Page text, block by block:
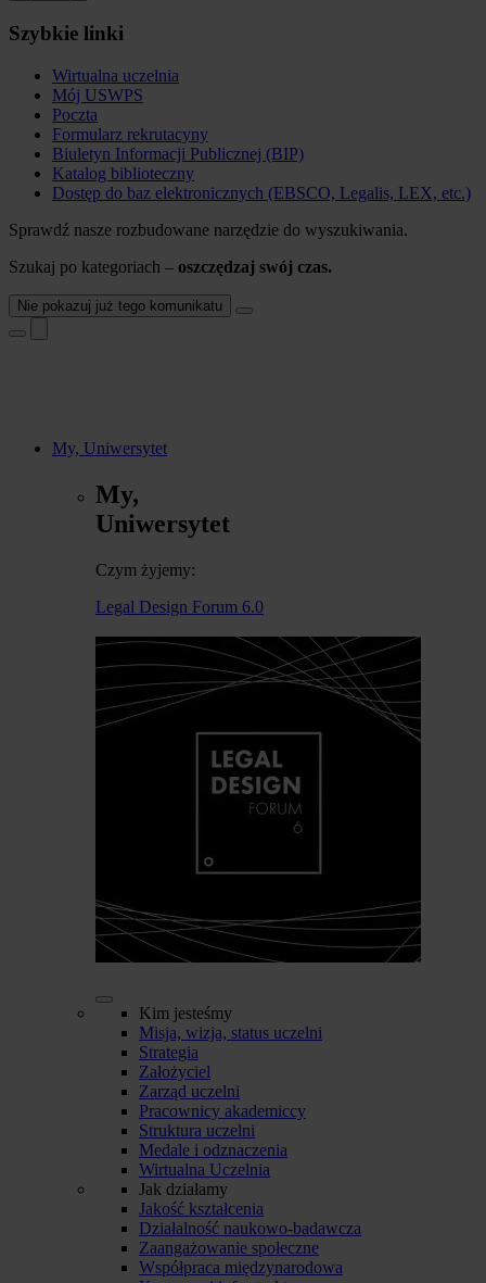
Szybkie linki
Wirtualna uczelnia
Mój USWPS
Poczta
Formularz rekrutacyny
Biuletyn Informacji Publicznej (BIP)
Katalog biblioteczny
Dostęp do baz elektronicznych (EBSCO, Legalis, LEX, etc.)
Sprawdź nasze rozbudowane narzędzie do wyszukiwania.
Szukaj po kategoriach – oszczędzaj swój czas.
Nie pokazuj już tego komunikatu
My, Uniwersytet
My,
Uniwersytet
Czym żyjemy:
Legal Design Forum 6.0
Kim jesteśmy
Misja, wizja, status uczelni
Strategia
Założyciel
Zarząd uczelni
Pracownicy akademiccy
Struktura uczelni
Medale i odznaczenia
Wirtualna Uczelnia
Jak działamy
Jakość kształcenia
Działalność naukowo-badawcza
Zaangażowanie społeczne
Współpraca międzynarodowa